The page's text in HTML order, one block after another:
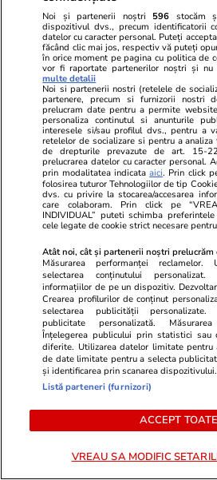
Auto
Amendă 2.000 de euro și
permisului auto pe loc, timp
viteză este interzis să
Grecia
Știri Externe
Vremea în Grecia, în august
căldură” ar putea aduce
de peste 44 grade Celsius
Horoscop
Luna plină din 29 iulie
Este momentul astral care
direcția vieții
Horoscop
Horoscop 29 iulie 2026.
de a descoperi că o anumită
flexibilitate interioară le este
Noi și partenerii noștri 596 stocăm
dispozitivul dvs., precum identificatorii
datelor cu caracter personal. Puteți
făcând clic mai jos, respectiv vă puteți
în orice moment pe pagina cu politica de
vor fi raportate partenerilor noștri și nu
multe detalii
Noi si partenerii nostri (retelele de
partenere, precum si furnizorii nostri
prelucram date pentru a permite
personaliza continutul si anunturile
interesele si/sau profilul dvs., pentru a
retelelor de socializare si pentru a
de drepturile prevazute de art. 15-
prelucrarea datelor cu caracter personal.
prin modalitatea indicataaici. Prin click
folosirea tuturor Tehnologiilor de tip
dvs. cu privire la stocarea/accesarea
care colaboram. Prin click pe
INDIVIDUAL” puteti schimba
cele legate de cookie strict necesare
Atât noi, cât și partenerii noștri prelucrăm
Măsurarea performanței reclamelor.
selectarea conținutului personalizat.
informațiilor de pe un dispozitiv.
Crearea profilurilor de conținut
selectarea publicității
publicitate personalizată.
Înțelegerea publicului prin statistici
diferite. Utilizarea datelor limitate pentru
de date limitate pentru a selecta
și identificarea prin scanarea dispozitivului.
Listă parteneri (furnizori)
ACCEPT TOATE
VREAU SA MODIFIC